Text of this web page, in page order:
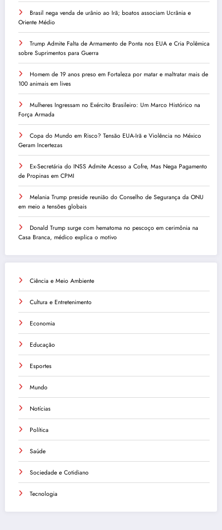
Brasil nega venda de urânio ao Irã; boatos associam Ucrânia e
Oriente Médio
Trump Admite Falta de Armamento de Ponta nos EUA e Cria Polêmica
sobre Suprimentos para Guerra
Homem de 19 anos preso em Fortaleza por matar e maltratar mais de
100 animais em lives
Mulheres Ingressam no Exército Brasileiro: Um Marco Histórico na
Força Armada
Copa do Mundo em Risco? Tensão EUA-Irã e Violência no México
Geram Incertezas
Ex-Secretária do INSS Admite Acesso a Cofre, Mas Nega Pagamento
de Propinas em CPMI
Melania Trump preside reunião do Conselho de Segurança da ONU
em meio a tensões globais
Donald Trump surge com hematoma no pescoço em cerimônia na
Casa Branca, médico explica o motivo
Ciência e Meio Ambiente
Cultura e Entretenimento
Economia
Educação
Esportes
Mundo
Notícias
Política
Saúde
Sociedade e Cotidiano
Tecnologia